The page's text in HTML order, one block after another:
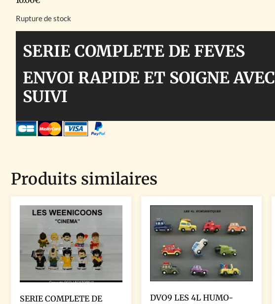
Rupture de stock
SERIE COMPLETE DE FEVES
ENVOI RAPIDE ET SOIGNE AVEC
SUIVI
Produits similaires
SERIE COMPLETE DE
DVO9 LES 4L HUMO-